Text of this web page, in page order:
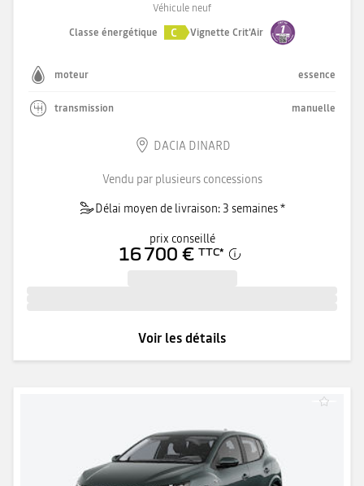
Véhicule neuf
Classe énergétique
C Vignette Crit'Air
moteur essence
transmission manuelle
DACIA DINARD
Vendu par plusieurs concessions
Délai moyen de livraison: 3 semaines *
prix conseillé
16 700 € TTC*
Voir les détails